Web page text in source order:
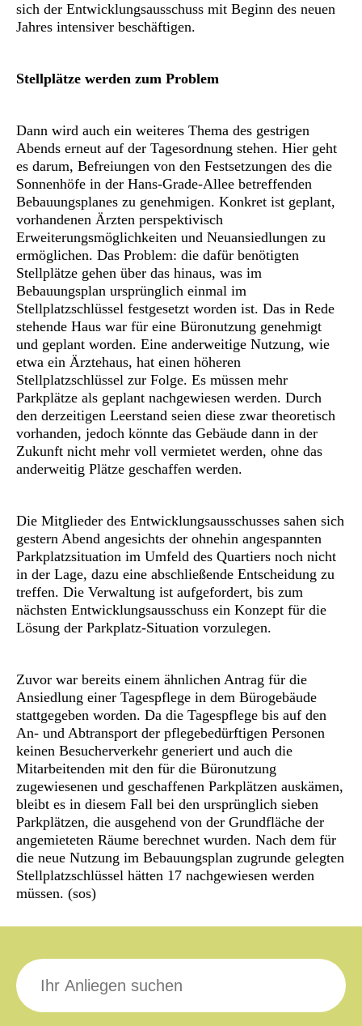
sich der Entwicklungsausschuss mit Beginn des neuen
Jahres intensiver beschäftigen.
Stellplätze werden zum Problem
Dann wird auch ein weiteres Thema des gestrigen
Abends erneut auf der Tagesordnung stehen. Hier geht
es darum, Befreiungen von den Festsetzungen des die
Sonnenhöfe in der Hans-Grade-Allee betreffenden
Bebauungsplanes zu genehmigen. Konkret ist geplant,
vorhandenen Ärzten perspektivisch
Erweiterungsmöglichkeiten und Neuansiedlungen zu
ermöglichen. Das Problem: die dafür benötigten
Stellplätze gehen über das hinaus, was im
Bebauungsplan ursprünglich einmal im
Stellplatzschlüssel festgesetzt worden ist. Das in Rede
stehende Haus war für eine Büronutzung genehmigt
und geplant worden. Eine anderweitige Nutzung, wie
etwa ein Ärztehaus, hat einen höheren
Stellplatzschlüssel zur Folge. Es müssen mehr
Parkplätze als geplant nachgewiesen werden. Durch
den derzeitigen Leerstand seien diese zwar theoretisch
vorhanden, jedoch könnte das Gebäude dann in der
Zukunft nicht mehr voll vermietet werden, ohne das
anderweitig Plätze geschaffen werden.
Die Mitglieder des Entwicklungsausschusses sahen sich
gestern Abend angesichts der ohnehin angespannten
Parkplatzsituation im Umfeld des Quartiers noch nicht
in der Lage, dazu eine abschließende Entscheidung zu
treffen. Die Verwaltung ist aufgefordert, bis zum
nächsten Entwicklungsausschuss ein Konzept für die
Lösung der Parkplatz-Situation vorzulegen.
Zuvor war bereits einem ähnlichen Antrag für die
Ansiedlung einer Tagespflege in dem Bürogebäude
stattgegeben worden. Da die Tagespflege bis auf den
An- und Abtransport der pflegebedürftigen Personen
keinen Besucherverkehr generiert und auch die
Mitarbeitenden mit den für die Büronutzung
zugewiesenen und geschaffenen Parkplätzen auskämen,
bleibt es in diesem Fall bei den ursprünglich sieben
Parkplätzen, die ausgehend von der Grundfläche der
angemieteten Räume berechnet wurden. Nach dem für
die neue Nutzung im Bebauungsplan zugrunde gelegten
Stellplatzschlüssel hätten 17 nachgewiesen werden
müssen. (sos)
Suche
nach: